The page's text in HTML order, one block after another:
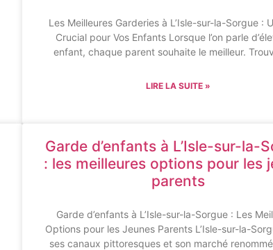
Les Meilleures Garderies à L’Isle-sur-la-Sorgue :
Crucial pour Vos Enfants Lorsque l’on parle
enfant, chaque parent souhaite le meilleur.
LIRE LA SUITE »
Garde d’enfants à L’Isle-sur-la-
: les meilleures options pour les
parents
Garde d’enfants à L’Isle-sur-la-Sorgue : Les
Options pour les Jeunes Parents L’Isle-sur-la-
ses canaux pittoresques et son marché